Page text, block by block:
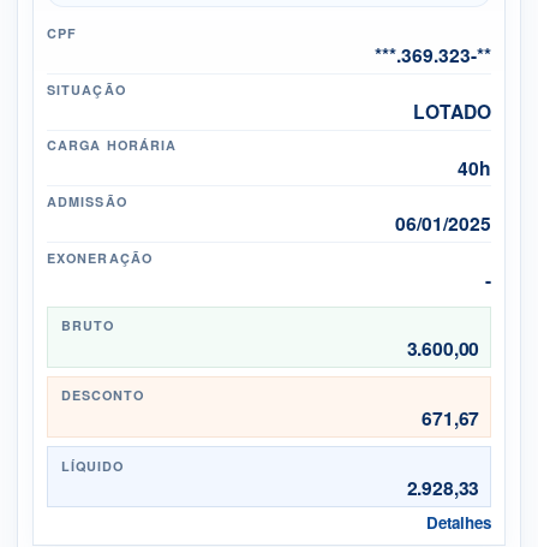
CPF
***.369.323-**
SITUAÇÃO
LOTADO
CARGA HORÁRIA
40h
ADMISSÃO
06/01/2025
EXONERAÇÃO
-
BRUTO
3.600,00
DESCONTO
671,67
LÍQUIDO
2.928,33
Detalhes